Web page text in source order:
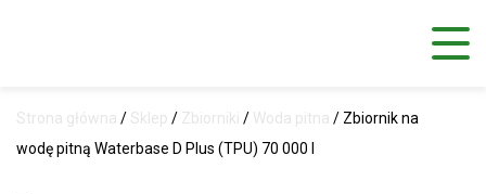
Strona główna / Sklep / Zbiorniki / Woda pitna / Zbiornik na
wodę pitną Waterbase D Plus (TPU) 70 000 l